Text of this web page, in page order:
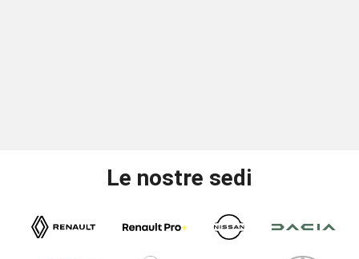
Le nostre sedi